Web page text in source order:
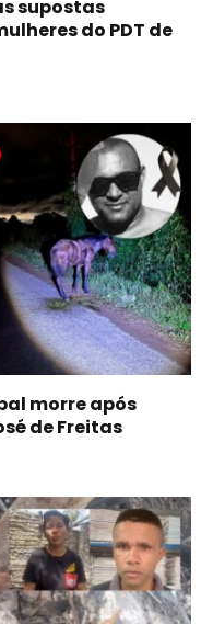
supostas
do PDT de
morre após
de Freitas